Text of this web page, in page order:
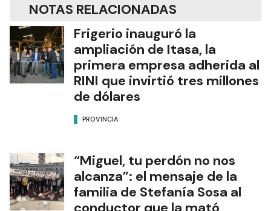
NOTAS RELACIONADAS
Frigerio inauguró la
ampliación de Itasa, la
primera empresa adherida al
RINI que invirtió tres millones
de dólares
PROVINCIA
“Miguel, tu perdón no nos
alcanza”: el mensaje de la
familia de Stefanía Sosa al